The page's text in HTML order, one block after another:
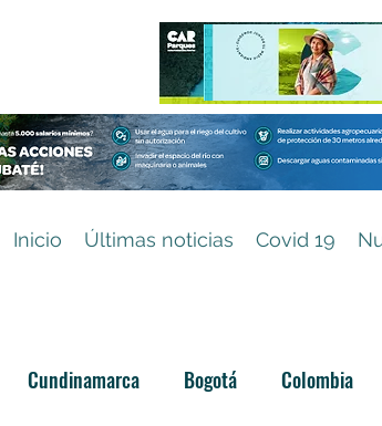
Inicio Últimas noticias Covid 19
Cundinamarca Bogotá Colombia